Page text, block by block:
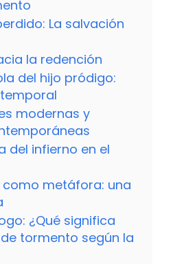
La salvación
la redención
del hijo pródigo:
modernas y
del infierno en el
como metáfora: una
¿Qué significa
tormento según la